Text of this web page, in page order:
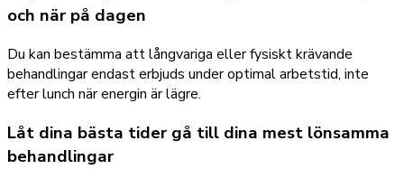
och när på dagen
Du kan bestämma att långvariga eller fysiskt krävande
behandlingar endast erbjuds under optimal arbetstid, inte
efter lunch när energin är lägre.
Låt dina bästa tider gå till dina mest lönsamma
behandlingar